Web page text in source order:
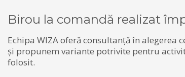
Birou la comandă realizat
Echipa WIZA oferă consultanță în
și propunem variante potrivite pentru
folosit.